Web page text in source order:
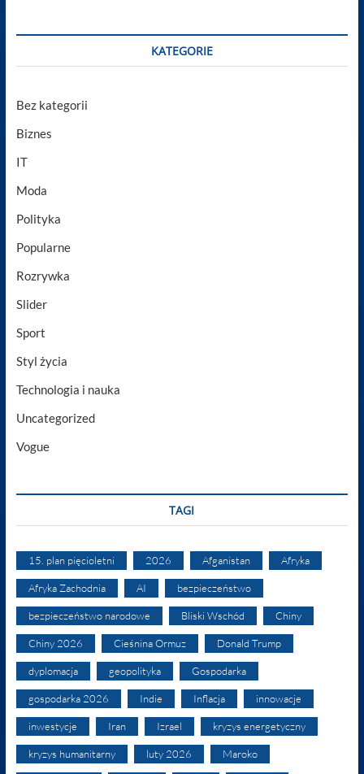
KATEGORIE
Bez kategorii
Biznes
IT
Moda
Polityka
Popularne
Rozrywka
Slider
Sport
Styl życia
Technologia i nauka
Uncategorized
Vogue
TAGI
15. plan pięcioletni 2026 Afganistan Afryka
Afryka Zachodnia AI bezpieczeństwo
bezpieczeństwo narodowe Bliski Wschód Chiny
Chiny 2026 Cieśnina Ormuz Donald Trump
dyplomacja geopolityka Gospodarka
gospodarka 2026 Indie Inflacja innowacje
inwestycje Iran Izrael kryzys energetyczny
kryzys humanitarny luty 2026 Maroko